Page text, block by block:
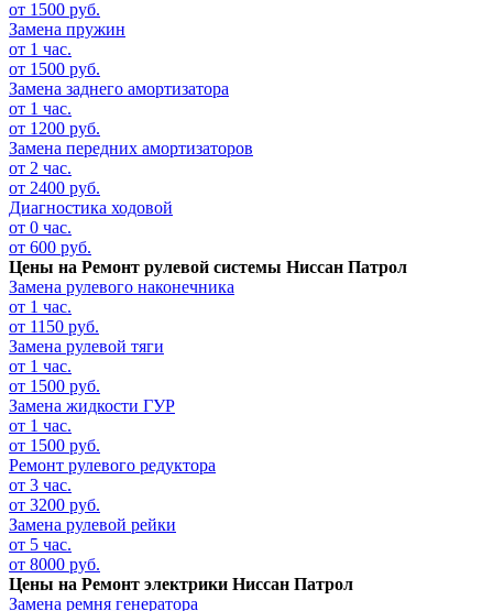
от 1500 руб.
Замена пружин
от 1 час.
от 1500 руб.
Замена заднего амортизатора
от 1 час.
от 1200 руб.
Замена передних амортизаторов
от 2 час.
от 2400 руб.
Диагностика ходовой
от 0 час.
от 600 руб.
Цены на Ремонт рулевой системы Ниссан Патрол
Замена рулевого наконечника
от 1 час.
от 1150 руб.
Замена рулевой тяги
от 1 час.
от 1500 руб.
Замена жидкости ГУР
от 1 час.
от 1500 руб.
Ремонт рулевого редуктора
от 3 час.
от 3200 руб.
Замена рулевой рейки
от 5 час.
от 8000 руб.
Цены на Ремонт электрики Ниссан Патрол
Замена ремня генератора